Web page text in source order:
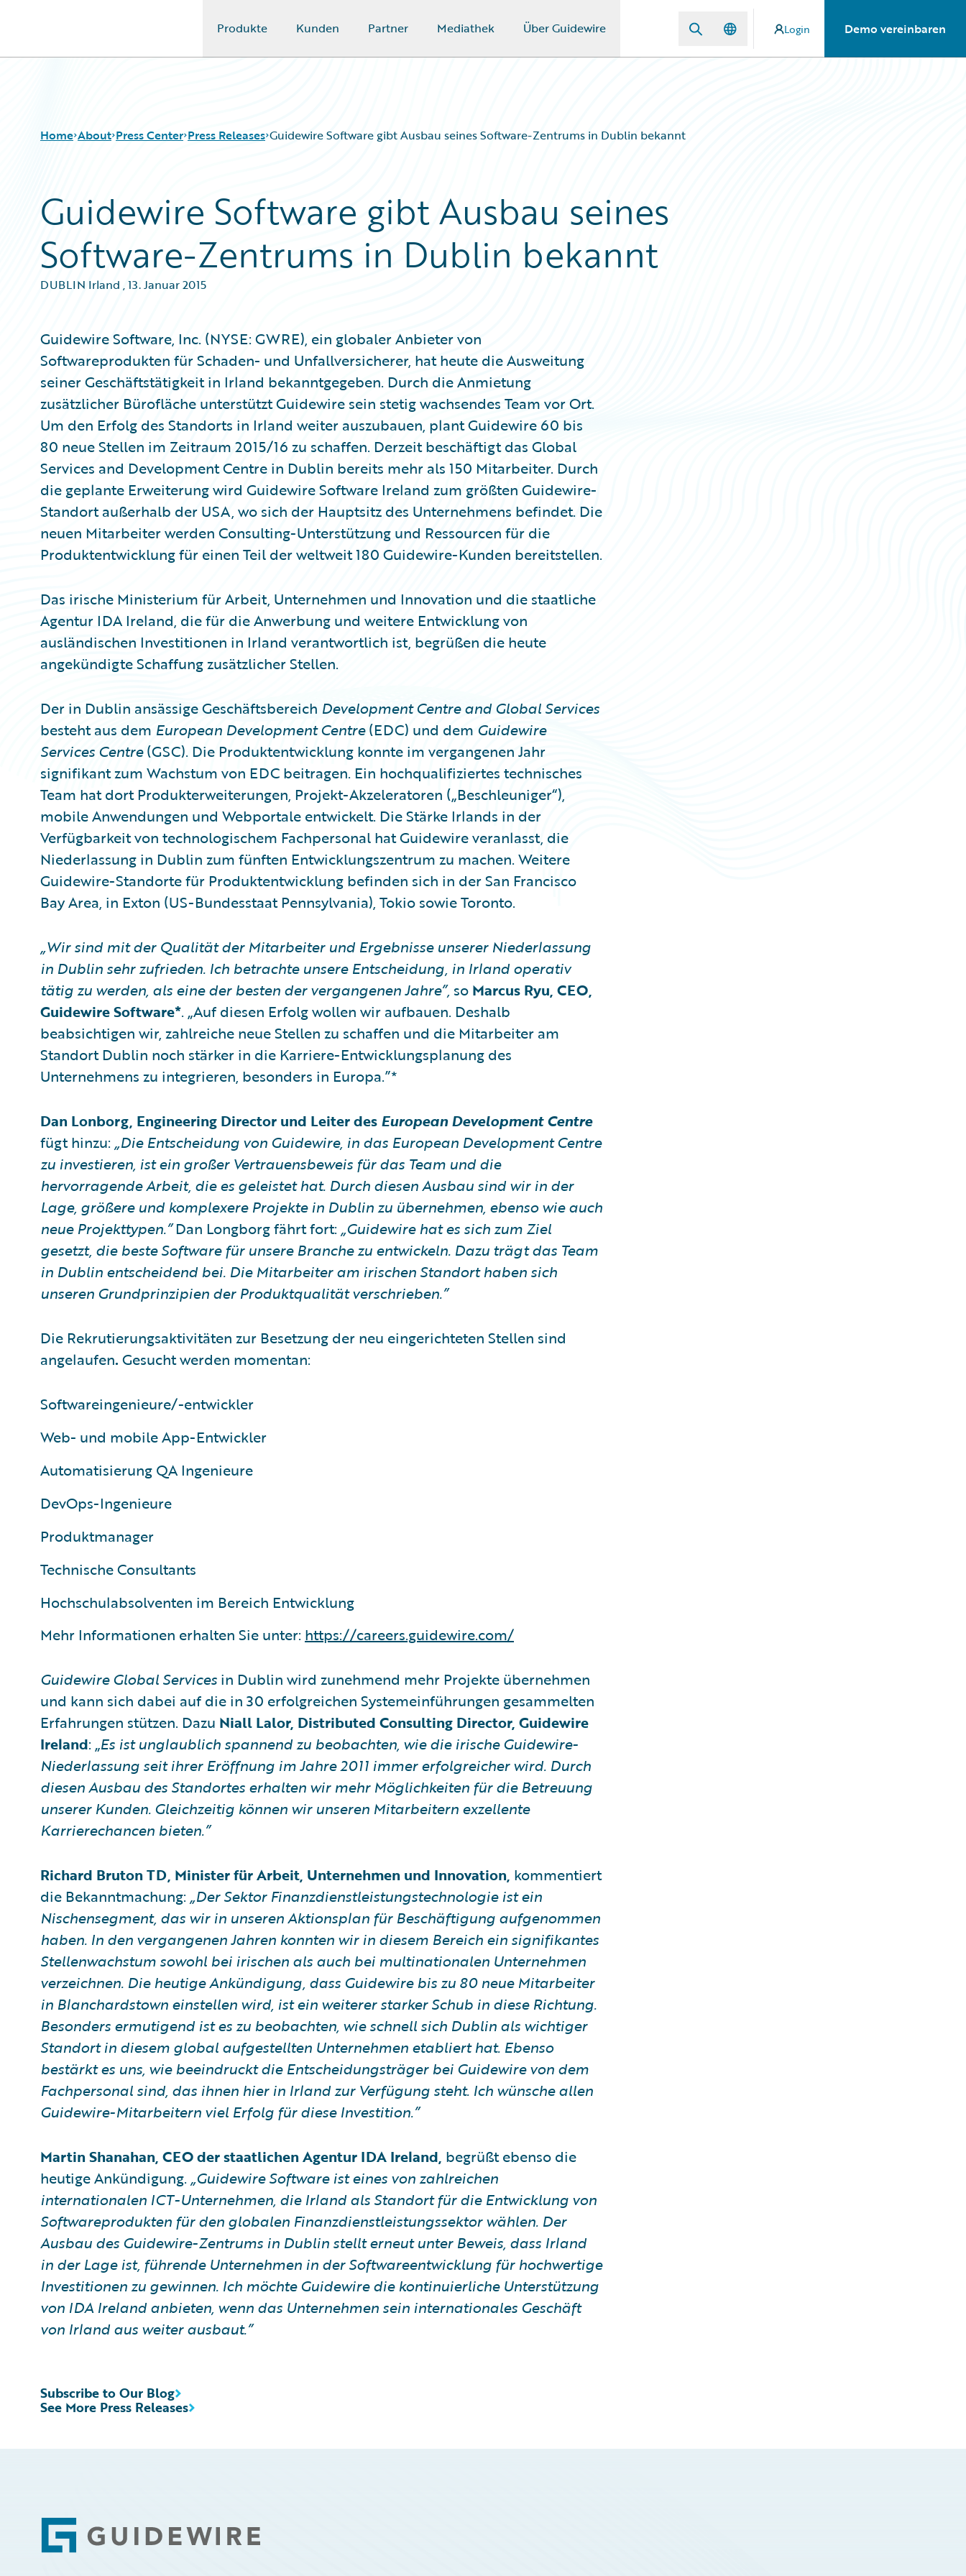
Produkte Kunden Partner Mediathek Über Guidewire Login Demo vereinbaren
Home About Press Center Press Releases Guidewire Software gibt Ausbau seines Software-Zentrums in Dublin bekannt
Guidewire Software gibt Ausbau seines
Software-Zentrums in Dublin bekannt
DUBLIN Irland ,13. Januar 2015
​Guidewire Software, Inc. (NYSE: GWRE), ein globaler Anbieter von
Softwareprodukten für Schaden- und Unfallversicherer, hat heute die Ausweitung
seiner Geschäftstätigkeit in Irland bekanntgegeben. Durch die Anmietung
zusätzlicher Bürofläche unterstützt Guidewire sein stetig wachsendes Team vor Ort.
Um den Erfolg des Standorts in Irland weiter auszubauen, plant Guidewire 60 bis
80 neue Stellen im Zeitraum 2015/16 zu schaffen. Derzeit beschäftigt das Global
Services and Development Centre in Dublin bereits mehr als 150 Mitarbeiter. Durch
die geplante Erweiterung wird Guidewire Software Ireland zum größten Guidewire-
Standort außerhalb der USA, wo sich der Hauptsitz des Unternehmens befindet. Die
neuen Mitarbeiter werden Consulting-Unterstützung und Ressourcen für die
Produktentwicklung für einen Teil der weltweit 180 Guidewire-Kunden bereitstellen.
Das irische Ministerium für Arbeit, Unternehmen und Innovation und die staatliche
Agentur IDA Ireland, die für die Anwerbung und weitere Entwicklung von
ausländischen Investitionen in Irland verantwortlich ist, begrüßen die heute
angekündigte Schaffung zusätzlicher Stellen.
Der in Dublin ansässige Geschäftsbereich Development Centre and Global Services
besteht aus dem European Development Centre(EDC) und dem Guidewire
Services Centre(GSC). Die Produktentwicklung konnte im vergangenen Jahr
signifikant zum Wachstum von EDC beitragen. Ein hochqualifiziertes technisches
Team hat dort Produkterweiterungen, Projekt-Akzeleratoren („Beschleuniger“),
mobile Anwendungen und Webportale entwickelt. Die Stärke Irlands in der
Verfügbarkeit von technologischem Fachpersonal hat Guidewire veranlasst, die
Niederlassung in Dublin zum fünften Entwicklungszentrum zu machen. Weitere
Guidewire-Standorte für Produktentwicklung befinden sich in der San Francisco
Bay Area, in Exton (US-Bundesstaat Pennsylvania), Tokio sowie Toronto.
„Wir sind mit der Qualität der Mitarbeiter und Ergebnisse unserer Niederlassung
in Dublin sehr zufrieden. Ich betrachte unsere Entscheidung, in Irland operativ
tätig zu werden, als eine der besten der vergangenen Jahre”, so Marcus Ryu, CEO,
Guidewire Software*. „Auf diesen Erfolg wollen wir aufbauen. Deshalb
beabsichtigen wir, zahlreiche neue Stellen zu schaffen und die Mitarbeiter am
Standort Dublin noch stärker in die Karriere-Entwicklungsplanung des
Unternehmens zu integrieren, besonders in Europa.”*
Dan Lonborg, Engineering Director und Leiter des European Development Centre
fügt hinzu: „Die Entscheidung von Guidewire, in das European Development Centre
zu investieren, ist ein großer Vertrauensbeweis für das Team und die
hervorragende Arbeit, die es geleistet hat. Durch diesen Ausbau sind wir in der
Lage, größere und komplexere Projekte in Dublin zu übernehmen, ebenso wie auch
neue Projekttypen.”Dan Longborg fährt fort: „Guidewire hat es sich zum Ziel
gesetzt, die beste Software für unsere Branche zu entwickeln. Dazu trägt das Team
in Dublin entscheidend bei. Die Mitarbeiter am irischen Standort haben sich
unseren Grundprinzipien der Produktqualität verschrieben.”
Die Rekrutierungsaktivitäten zur Besetzung der neu eingerichteten Stellen sind
angelaufen. Gesucht werden momentan:
Softwareingenieure/-entwickler
Web- und mobile App-Entwickler
Automatisierung QA Ingenieure
DevOps-Ingenieure
Produktmanager
Technische Consultants
Hochschulabsolventen im Bereich Entwicklung
Mehr Informationen erhalten Sie unter: https://careers.guidewire.com/
Guidewire Global Services in Dublin wird zunehmend mehr Projekte übernehmen
und kann sich dabei auf die in 30 erfolgreichen Systemeinführungen gesammelten
Erfahrungen stützen. Dazu Niall Lalor, Distributed Consulting Director, Guidewire
Ireland: „Es ist unglaublich spannend zu beobachten, wie die irische Guidewire-
Niederlassung seit ihrer Eröffnung im Jahre 2011 immer erfolgreicher wird. Durch
diesen Ausbau des Standortes erhalten wir mehr Möglichkeiten für die Betreuung
unserer Kunden. Gleichzeitig können wir unseren Mitarbeitern exzellente
Karrierechancen bieten.”
Richard Bruton TD, Minister für Arbeit, Unternehmen und Innovation, kommentiert
die Bekanntmachung: „Der Sektor Finanzdienstleistungstechnologie ist ein
Nischensegment, das wir in unseren Aktionsplan für Beschäftigung aufgenommen
haben. In den vergangenen Jahren konnten wir in diesem Bereich ein signifikantes
Stellenwachstum sowohl bei irischen als auch bei multinationalen Unternehmen
verzeichnen. Die heutige Ankündigung, dass Guidewire bis zu 80 neue Mitarbeiter
in Blanchardstown einstellen wird, ist ein weiterer starker Schub in diese Richtung.
Besonders ermutigend ist es zu beobachten, wie schnell sich Dublin als wichtiger
Standort in diesem global aufgestellten Unternehmen etabliert hat. Ebenso
bestärkt es uns, wie beeindruckt die Entscheidungsträger bei Guidewire von dem
Fachpersonal sind, das ihnen hier in Irland zur Verfügung steht. Ich wünsche allen
Guidewire-Mitarbeitern viel Erfolg für diese Investition.”
Martin Shanahan, CEO der staatlichen Agentur IDA Ireland, begrüßt ebenso die
heutige Ankündigung. „Guidewire Software ist eines von zahlreichen
internationalen ICT-Unternehmen, die Irland als Standort für die Entwicklung von
Softwareprodukten für den globalen Finanzdienstleistungssektor wählen. Der
Ausbau des Guidewire-Zentrums in Dublin stellt erneut unter Beweis, dass Irland
in der Lage ist, führende Unternehmen in der Softwareentwicklung für hochwertige
Investitionen zu gewinnen. Ich möchte Guidewire die kontinuierliche Unterstützung
von IDA Ireland anbieten, wenn das Unternehmen sein internationales Geschäft
von Irland aus weiter ausbaut.”
See More Press Releases
Subscribe to Our Blog
Footer